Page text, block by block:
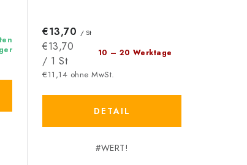
10 – 20 Werktage
€11,14 ohne MwSt.
€13,70 / St
Verkaufspreis:
€13,70
/ 1 St
DETAIL
#WERT!